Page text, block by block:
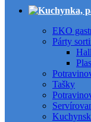
EKO
Párty
Tašky